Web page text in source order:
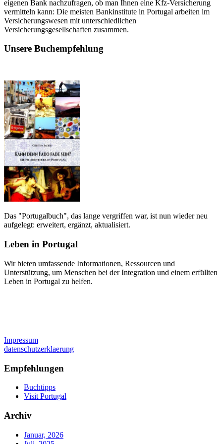
eigenen Bank nachzufragen, ob man Ihnen eine Kfz-Versicherung
vermitteln kann: Die meisten Bankinstitute in Portugal arbeiten im
Versicherungswesen mit unterschiedlichen
Versicherungsgesellschaften zusammen.
Unsere Buchempfehlung
Das "Portugalbuch", das lange vergriffen war, ist nun wieder neu
aufgelegt: erweitert, ergänzt, aktualisiert.
Leben in Portugal
Wir bieten umfassende Informationen, Ressourcen und
Unterstützung, um Menschen bei der Integration und einem erfüllten
Leben in Portugal zu helfen.
Impressum
datenschutzerklaerung
Empfehlungen
Buchtipps
Visit Portugal
Archiv
Januar, 2026